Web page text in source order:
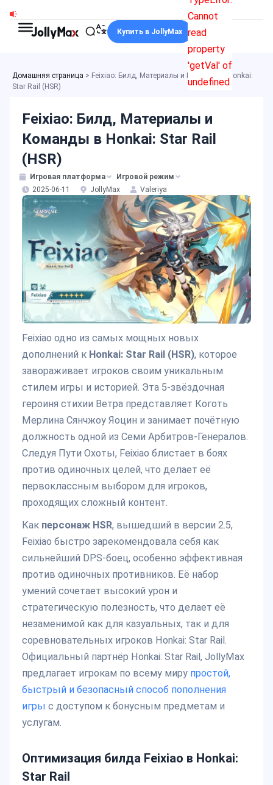
содержимому
Cannot
read
property
'getVal' of
undefined
Купить в JollyMax
Домашняя страница > Feixiao: Билд, Материалы и Команды в Honkai:
Star Rail (HSR)
Feixiao: Билд, Материалы и
Команды в Honkai: Star Rail
(HSR)
Игровая платформа
Игровой режим
2025-06-11
JollyMax Valeriya
Feixiao одно из самых мощных новых
дополнений к Honkai: Star Rail (HSR), которое
завораживает игроков своим уникальным
стилем игры и историей. Эта 5-звёздочная
героиня стихии Ветра представляет Коготь
Мерлина Сянчжоу Яоцин и занимает почётную
должность одной из Семи Арбитров-Генералов.
Следуя Пути Охоты, Feixiao блистает в боях
против одиночных целей, что делает её
первоклассным выбором для игроков,
проходящих сложный контент.
Как персонаж HSR, вышедший в версии 2.5,
Feixiao быстро зарекомендовала себя как
сильнейший DPS-боец, особенно эффективная
против одиночных противников. Её набор
умений сочетает высокий урон и
стратегическую полезность, что делает её
незаменимой как для казуальных, так и для
соревновательных игроков Honkai: Star Rail.
Официальный партнёр Honkai: Star Rail, JollyMax
предлагает игрокам по всему миру простой,
быстрый и безопасный способ пополнения
игры с доступом к бонусным предметам и
услугам.
Оптимизация билда Feixiao в Honkai:
Star Rail